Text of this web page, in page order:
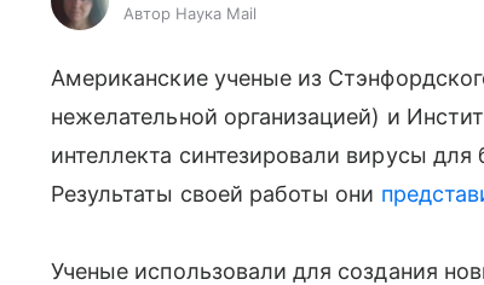
Автор Наука Mail
Американские ученые из
нежелательной организацией) и
интеллекта синтезировали вирусы
Результаты своей работы они
Ученые использовали для создания